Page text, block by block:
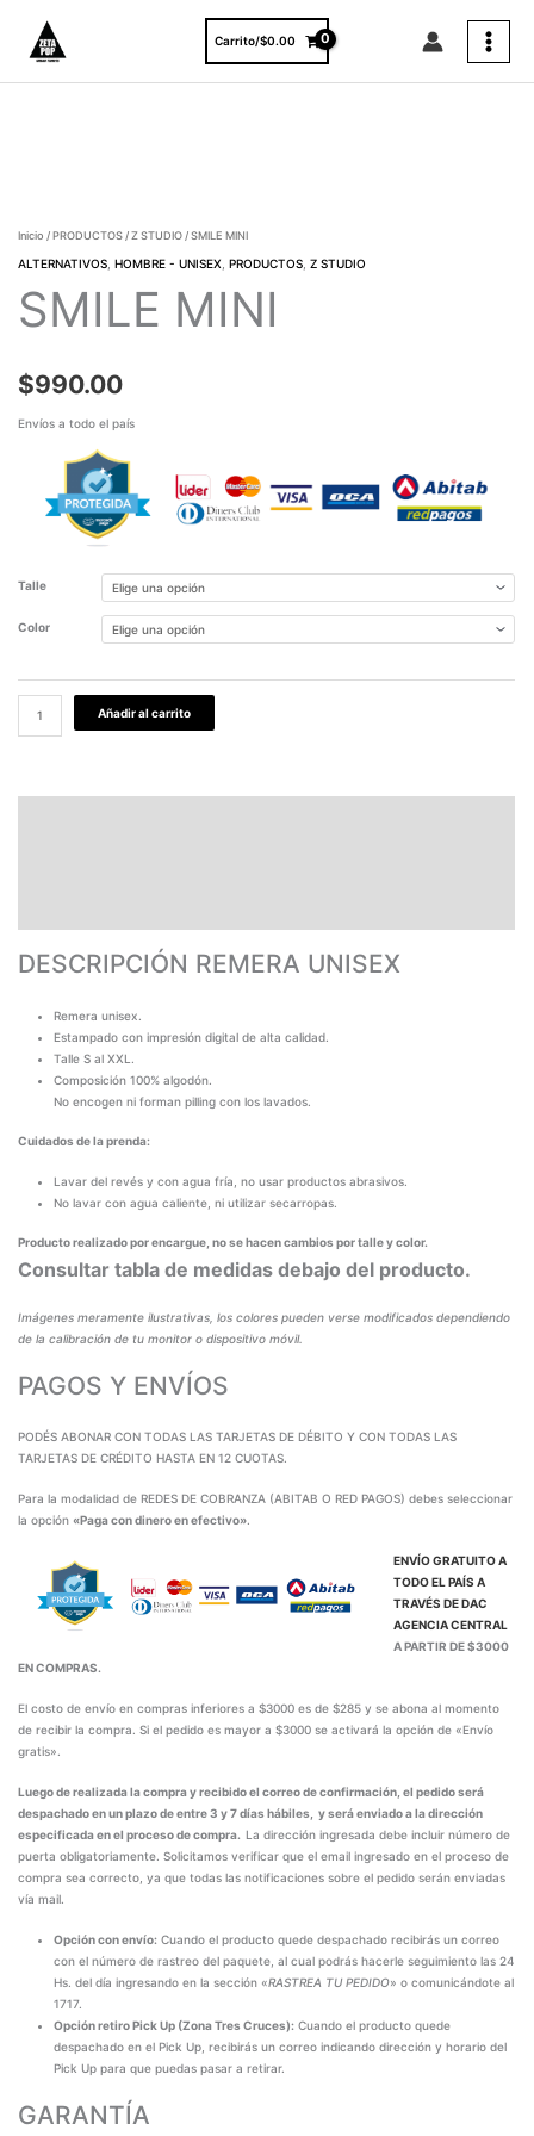
contenido
Carrito/$0.00
Inicio / PRODUCTOS/Z STUDIO/ SMILE MINI
ALTERNATIVOS ,HOMBRE - UNISEX ,PRODUCTOS ,Z STUDIO
SMILE MINI
$990.00
Envíos a todo el país
Talle
Color
Añadir al carrito
DESCRIPCIÓN REMERA UNISEX
Remera unisex.
Estampado con impresión digital de alta calidad.
Talle S al XXL.
Composición 100% algodón.
No encogen ni forman pilling con los lavados.
Cuidados de la prenda:
Lavar del revés y con agua fría, no usar productos abrasivos.
No lavar con agua caliente, ni utilizar secarropas.
Producto realizado por encargue, no se hacen cambios por talle y color.
Consultar tabla de medidas debajo del producto.
Imágenes meramente ilustrativas, los colores pueden verse modificados dependiendo
de la calibración de tu monitor o dispositivo móvil.
PAGOS Y ENVÍOS
PODÉS ABONAR CON TODAS LAS TARJETAS DE DÉBITO Y CON TODAS LAS
TARJETAS DE CRÉDITO HASTA EN 12 CUOTAS.
Para la modalidad de REDES DE COBRANZA (ABITAB O RED PAGOS) debes seleccionar
la opción «Paga con dinero en efectivo».
ENVÍO GRATUITO A
TODO EL PAÍS A
TRAVÉS DEDAC
AGENCIA CENTRAL
A PARTIR DE $3000
EN COMPRAS.
El costo de envío en compras inferiores a $3000 es de $285 y se abona al momento
de recibir la compra. Si el pedido es mayor a $3000 se activará la opción de «Envío
gratis».
Luego de realizada la compra y recibido el correo de confirmación, el pedido será
despachado en un plazo de entre 3 y 7 días hábiles, y será enviado a la dirección
especificada en el proceso de compra. La dirección ingresada debe incluir número de
puerta obligatoriamente. Solicitamos verificar que el email ingresado en el proceso de
compra sea correcto, ya que todas las notificaciones sobre el pedido serán enviadas
vía mail.
Opción con envío: Cuando el producto quede despachado recibirás un correo
con el número de rastreo del paquete, al cual podrás hacerle seguimiento las 24
Hs. del día ingresando en la sección «RASTREA TU PEDIDO» o comunicándote al
1717.
Opción retiro Pick Up (Zona Tres Cruces): Cuando el producto quede
despachado en el Pick Up, recibirás un correo indicando dirección y horario del
Pick Up para que puedas pasar a retirar.
GARANTÍA